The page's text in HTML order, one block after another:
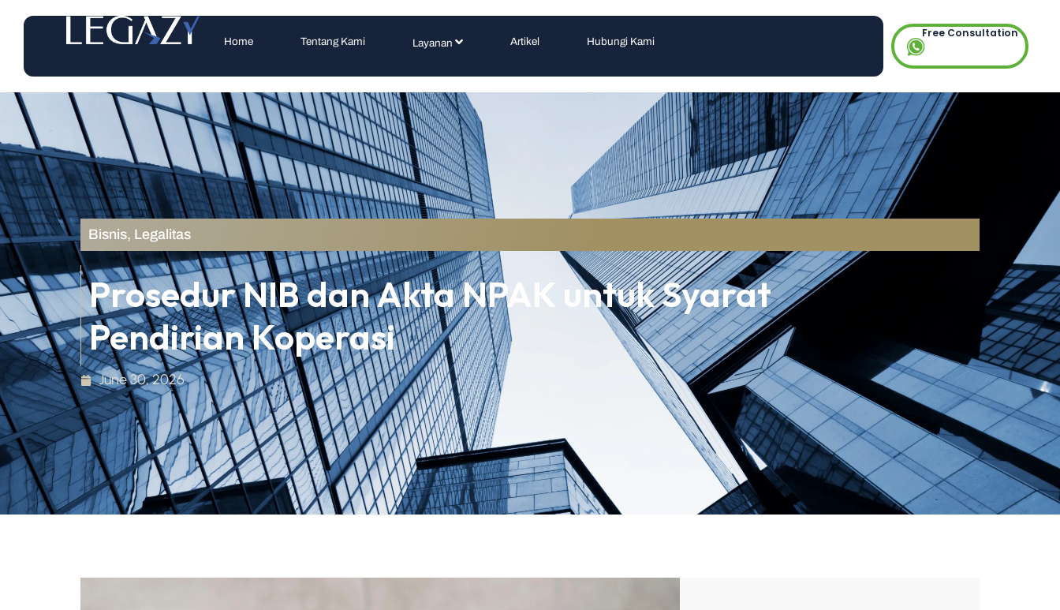
Home Tentang Kami Layanan Artikel Hubungi Kami
Free Consultation
Bisnis, Legalitas
Prosedur NIB dan Akta NPAK untuk Syarat
Pendirian Koperasi
June 30, 2026